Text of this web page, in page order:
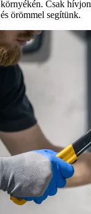
környékén. Csak hívjon
és örömmel segítünk.